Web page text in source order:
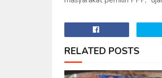
RELATED POSTS